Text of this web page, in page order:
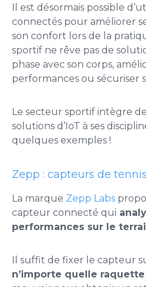
Il est désormais possible
connectés pour améliorer
son confort lors de la
sportif ne rêve pas de
phase avec son corps,
performances ou sécuriser
Le secteur sportif intègre
solutions d’IoT à ses
quelques exemples !
Zepp : capteurs de tennis
La marque Zepp Labs
capteur connecté qui
performances sur le
Il suffit de fixer le capteur
n’importe quelle